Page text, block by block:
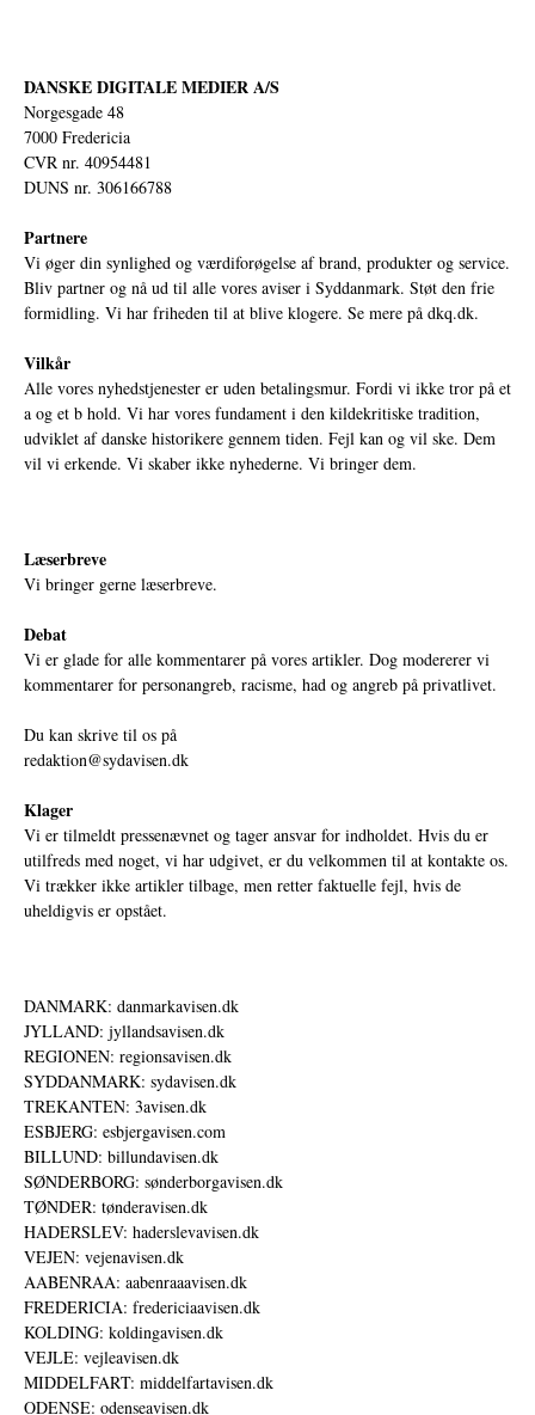
DANSKE DIGITALE MEDIER A/S
Norgesgade 48
7000 Fredericia
CVR nr. 40954481
DUNS nr. 306166788
Partnere
Vi øger din synlighed og værdiforøgelse af brand, produkter og service.
Bliv partner og nå ud til alle vores aviser i Syddanmark. Støt den frie
formidling. Vi har friheden til at blive klogere. Se mere på dkq.dk.
Vilkår
Alle vores nyhedstjenester er uden betalingsmur. Fordi vi ikke tror på et
a og et b hold. Vi har vores fundament i den kildekritiske tradition,
udviklet af danske historikere gennem tiden. Fejl kan og vil ske. Dem
vil vi erkende. Vi skaber ikke nyhederne. Vi bringer dem.
Læserbreve
Vi bringer gerne læserbreve.
Debat
Vi er glade for alle kommentarer på vores artikler. Dog modererer vi
kommentarer for personangreb, racisme, had og angreb på privatlivet.
Du kan skrive til os på
redaktion@sydavisen.dk
Klager
Vi er tilmeldt pressenævnet og tager ansvar for indholdet. Hvis du er
utilfreds med noget, vi har udgivet, er du velkommen til at kontakte os.
Vi trækker ikke artikler tilbage, men retter faktuelle fejl, hvis de
uheldigvis er opstået.
DANMARK: danmarkavisen.dk
JYLLAND: jyllandsavisen.dk
REGIONEN: regionsavisen.dk
SYDDANMARK: sydavisen.dk
TREKANTEN: 3avisen.dk
ESBJERG: esbjergavisen.com
BILLUND: billundavisen.dk
SØNDERBORG: sønderborgavisen.dk
TØNDER: tønderavisen.dk
HADERSLEV: haderslevavisen.dk
VEJEN: vejenavisen.dk
AABENRAA: aabenraaavisen.dk
FREDERICIA: fredericiaavisen.dk
KOLDING: koldingavisen.dk
VEJLE: vejleavisen.dk
MIDDELFART: middelfartavisen.dk
ODENSE: odenseavisen.dk